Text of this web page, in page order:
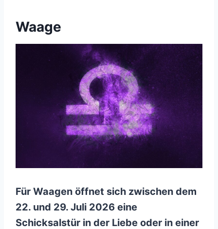
Waage
Für Waagen öffnet sich zwischen dem
22. und 29. Juli 2026 eine
Schicksalstür in der Liebe oder in einer